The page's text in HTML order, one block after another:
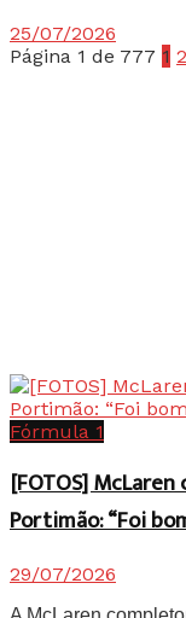
25/07/2026
Página 1 de 777 1 2
Fórmula 1
[FOTOS]
Portimão: “Foi
29/07/2026